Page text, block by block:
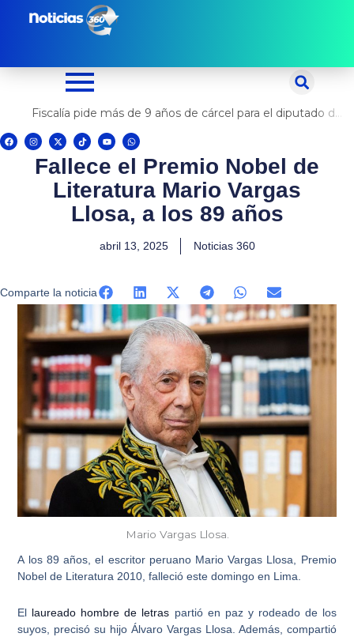
Fiscalía pide más de 9 años de cárcel para el diputado de oposición Harvey Colchado
F
a
c
I
n
s
X
-
t
w
i
e
T
i
k
t
o
Y
o
u
t
u
e
W
h
a
p
p
Fallece el Premio Nobel de
Literatura Mario Vargas
Llosa, a los 89 años
abril 13, 2025 Noticias 360
Comparte la noticia
Mario Vargas Llosa.
A los 89 años, el escritor peruano Mario Vargas Llosa , Premio
Nobel de Literatura 2010, falleció este domingo en Lima.
El laureado hombre de letras partió en paz y rodeado de los
suyos, precisó su hijo Álvaro Vargas Llosa. Además, compartió